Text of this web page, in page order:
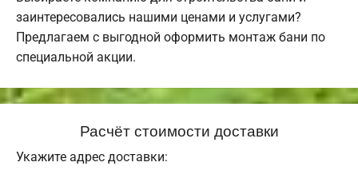
заинтересовались нашими ценами и услугами?
Предлагаем с выгодной оформить монтаж бани по
специальной акции.
Расчёт стоимости доставки
Укажите адрес доставки: